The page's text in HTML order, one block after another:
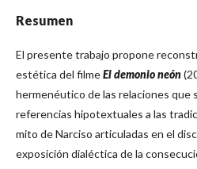
Resumen
El presente trabajo propone
estética del filmeEldemonio neón
hermenéutico de las relaciones que
referencias hipotextuales a las
mito de Narciso articuladas en el
exposición dialéctica de la